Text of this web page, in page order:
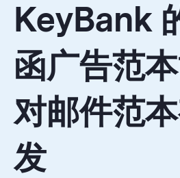
KeyBank
函广告范
对邮件范
发